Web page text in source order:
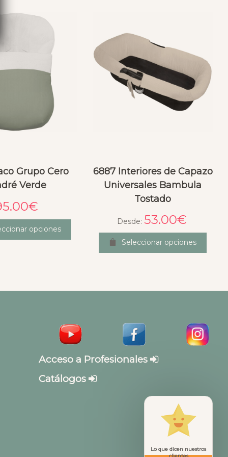
Grupo Cero
Verde
€
opciones
6887 Interiores de Capazo
Universales Bambula
Tostado
Desde: 53.00€
Seleccionar opciones
Acceso a Profesionales
Catálogos
Lo que dicen nuestros